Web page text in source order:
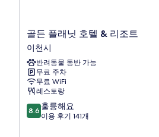
골
든
플
래
닛
호
텔
&
리
골든 플래닛 호텔 & 리조트
이천시
반려동물 동반 가능
무료 주차
무료 WiFi
레스토랑
10
점
8.6 훌륭해요
이용 후기 141개